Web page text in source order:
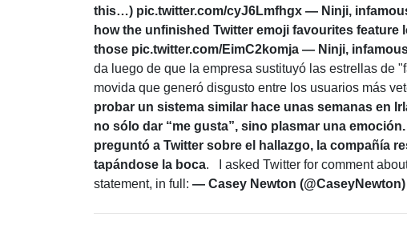
this…) pic.twitter.com/cyJ6Lmfhgx — Ninji,
how the unfinished Twitter emoji favourites
those pic.twitter.com/EimC2komja — Ninji,
da luego de que la empresa sustituyó las estrellas de
movida que generó disgusto entre los usuarios más
probar un sistema similar hace unas semanas en
no sólo dar “me gusta”, sino plasmar una emoción.
preguntó a Twitter sobre el hallazgo, la compañía
tapándose la boca. I asked Twitter for comment
statement, in full: — Casey Newton